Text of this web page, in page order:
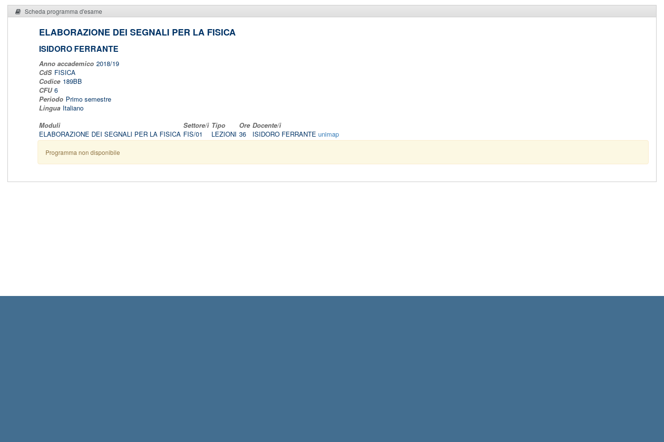
Scheda programma d'esame
ELABORAZIONE DEI SEGNALI PER LA FISICA
ISIDORO FERRANTE
Anno accademico 2018/19
CdS FISICA
Codice 189BB
CFU 6
Periodo Primo semestre
Lingua Italiano
Moduli
Settore/i Tipo Ore Docente/i
ELABORAZIONE DEI SEGNALI PER LA FISICA FIS/01 LEZIONI 36 ISIDORO FERRANTE unimap
Programma non disponibile